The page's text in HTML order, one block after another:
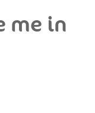
me in